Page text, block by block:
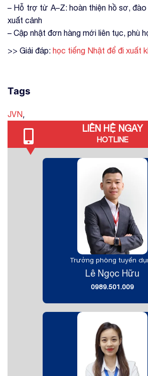
– Hỗ trợ từ A–Z: hoàn thiện hồ sơ,
xuất cảnh
– Cập nhật đơn hàng mới liên tục, phù
>> Giải đáp: học tiếng Nhật để đi xuất
Tags
JVN,
LIÊN HỆ NGAY
HOTLINE
Trưởng phòng tuyển
Lê Ngọc Hữu
0989.501.009